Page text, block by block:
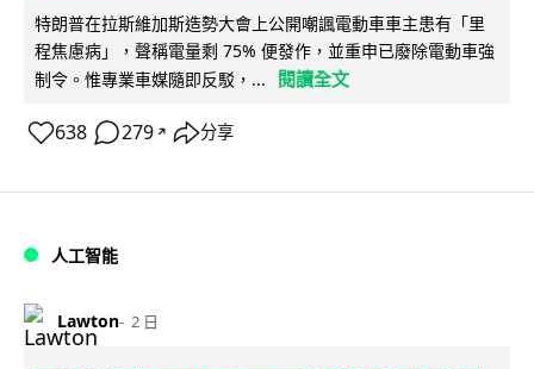
特朗普在拉斯維加斯造勢大會上公開嘲諷電動車車主患有「里
程焦慮病」，聲稱電量剩 75% 便發作，並重申已廢除電動車強
制令。惟專業車媒隨即反駁，...
閱讀全文
638 279 ↗ 分享
人工智能
Lawton 2 日